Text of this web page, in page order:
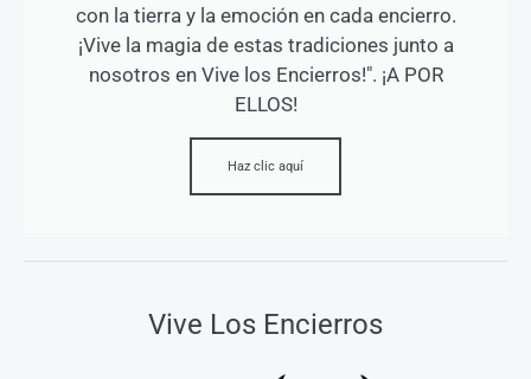
con la tierra y la emoción en cada encierro.
¡Vive la magia de estas tradiciones junto a
nosotros en Vive los Encierros!". ¡A POR
ELLOS!
Haz clic aquí
Vive Los Encierros